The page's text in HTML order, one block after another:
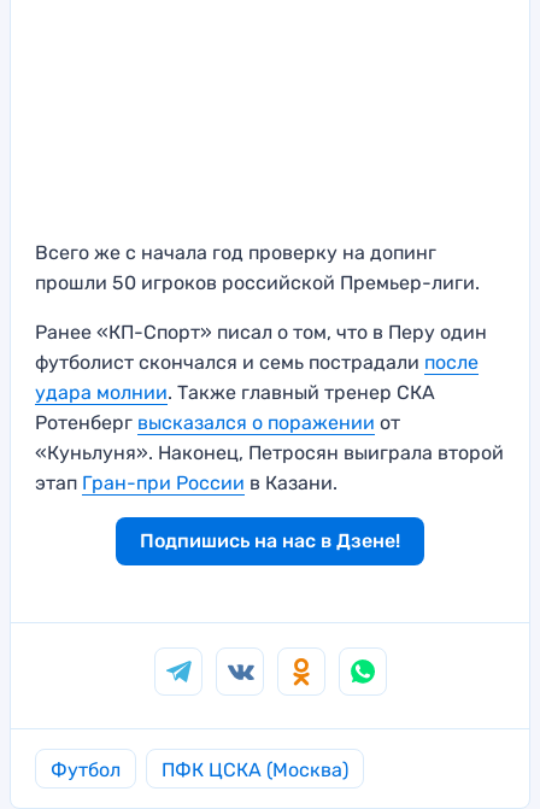
Всего же с начала год проверку на допинг
прошли 50 игроков российской Премьер-лиги.
Ранее «КП-Спорт» писал о том, что в Перу один
футболист скончался и семь пострадали после
удара молнии. Также главный тренер СКА
Ротенберг высказался о поражении от
«Куньлуня». Наконец, Петросян выиграла второй
этап Гран-при России в Казани.
Подпишись на нас в Дзене!
Футбол ПФК ЦСКА (Москва)